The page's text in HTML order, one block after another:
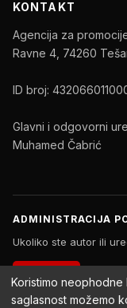
KONTAKT
Agencija za
Ravne 4, 74260
ID broj:
Glavni i odgovorni
Muhamed Čabrić
ADMINISTRACIJA
Ukoliko ste autor ili
Koristimo
saglasnost možemo